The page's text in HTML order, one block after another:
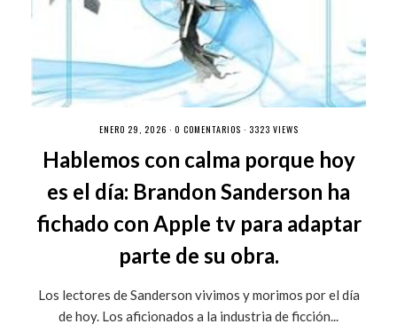
ENERO 29, 2026 · 0 COMENTARIOS · 3323 VIEWS
Hablemos con calma porque hoy
es el día: Brandon Sanderson ha
fichado con Apple tv para adaptar
parte de su obra.
Los lectores de Sanderson vivimos y morimos por el día
de hoy. Los aficionados a la industria de ficción...